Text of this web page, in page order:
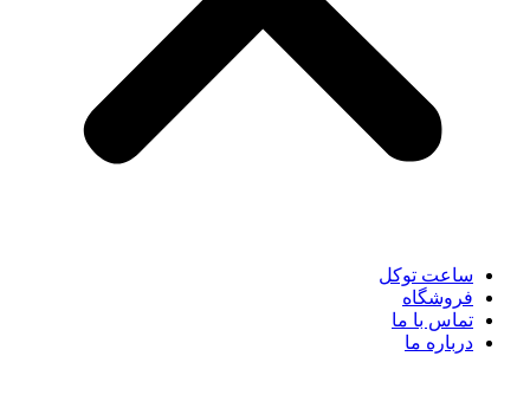
ساعت توکل
فروشگاه
تماس با ما
درباره ما